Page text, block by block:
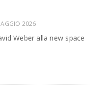
2026
Weber alla new space